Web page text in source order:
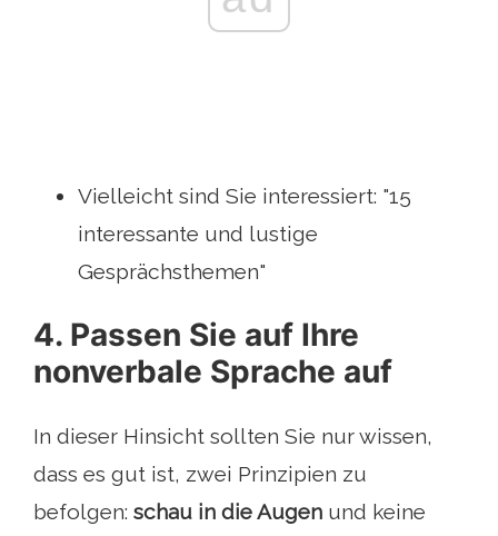
Vielleicht sind Sie interessiert: "15
interessante und lustige
Gesprächsthemen"
4. Passen Sie auf Ihre
nonverbale Sprache auf
In dieser Hinsicht sollten Sie nur wissen,
dass es gut ist, zwei Prinzipien zu
befolgen: schau in die Augen und keine